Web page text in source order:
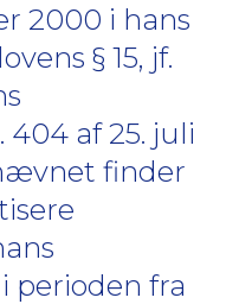
2000 i hans
§ 15, jf.
af 25. juli
finder
i perioden fra